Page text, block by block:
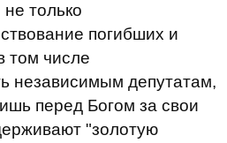
только
погибших и
том числе
независимым депутатам,
перед Богом за свои
"золотую